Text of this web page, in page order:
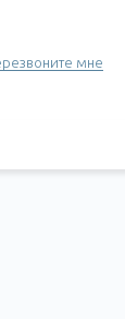
мне